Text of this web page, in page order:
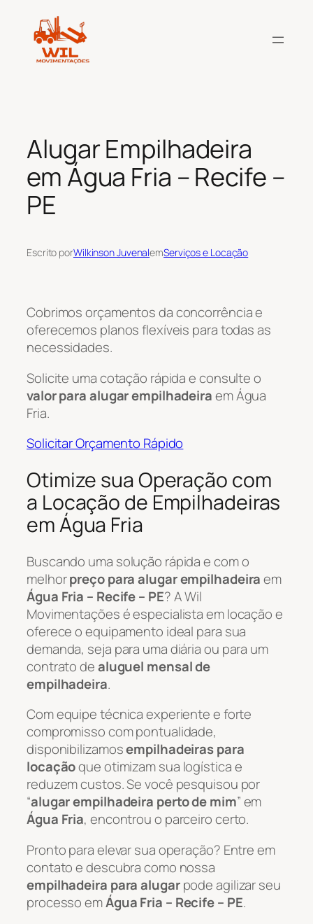
conteúdo
Alugar Empilhadeira
em Água Fria – Recife –
PE
Escrito porWilkinson JuvenalemServiços e Locação
Cobrimos orçamentos da concorrência e
oferecemos planos flexíveis para todas as
necessidades.
Solicite uma cotação rápida e consulte o
valor para alugar empilhadeiraem Água
Fria.
Solicitar Orçamento Rápido
Otimize sua Operação com
a Locação de Empilhadeiras
em Água Fria
Buscando uma solução rápida e com o
melhorpreço para alugar empilhadeiraem
Água Fria – Recife – PE? A Wil
Movimentações é especialista em locação e
oferece o equipamento ideal para sua
demanda, seja para uma diária ou para um
contrato dealuguel mensal de
empilhadeira.
Com equipe técnica experiente e forte
compromisso com pontualidade,
disponibilizamosempilhadeiras para
locaçãoque otimizam sua logística e
reduzem custos. Se você pesquisou por
“alugar empilhadeira perto de mim” em
Água Fria, encontrou o parceiro certo.
Pronto para elevar sua operação? Entre em
contato e descubra como nossa
empilhadeira para alugarpode agilizar seu
processo emÁgua Fria – Recife – PE.